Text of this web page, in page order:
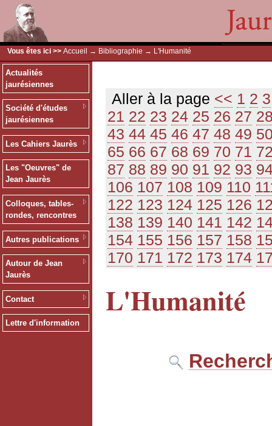
Vous êtes ici >> Accueil → Bibliographie → L'Humanité
Actualités
jaurésiennes
Société d'études
jaurésiennes
Les Cahiers Jaurès
Les "Oeuvres" de
Jean Jaurès
Colloques, tables-
rondes, rencontres
Autres publications
Autour de Jean
Jaurès
Contact
Lettre d'information
Aller à la page << 1 2 3
21 22 23 24 25 26 27
43 44 45 46 47 48 49
65 66 67 68 69 70 71
87 88 89 90 91 92 93
106 107 108 109 110
122 123 124 125 126
138 139 140 141 142
154 155 156 157 158
170 171 172 173 174
L'Humanité